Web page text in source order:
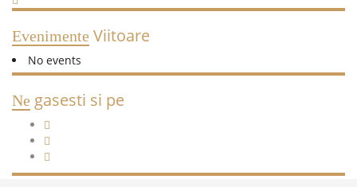
Evenimente Viitoare
No events
Ne gasesti si pe